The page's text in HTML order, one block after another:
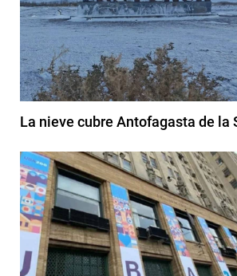
La nieve cubre Antofagasta de la